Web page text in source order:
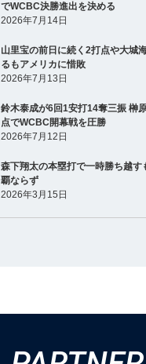
でWCBC決勝進出を決める
2026年7月14日
山里宝の前日に続く2打点や大城
るもアメリカに惜敗
2026年7月13日
鈴木泰成が6回1安打14奪三振 榊
点でWCBC開幕戦を圧勝
2026年7月12日
森下翔太の本塁打で一時勝ち越す
覇ならず
2026年3月15日